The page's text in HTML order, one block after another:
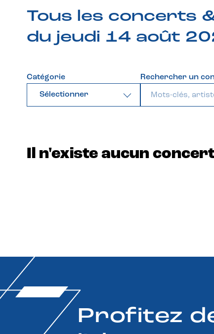
Tous les concerts
du jeudi 14 août
Catégorie
Sélectionner
Rechercher un
Il n'existe aucun
Profitez